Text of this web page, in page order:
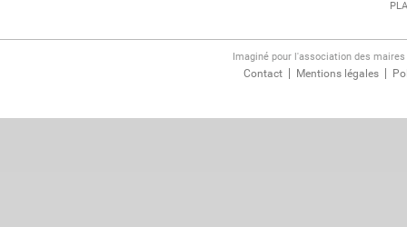
Imaginé pour l'association des
Contact Mentions légales